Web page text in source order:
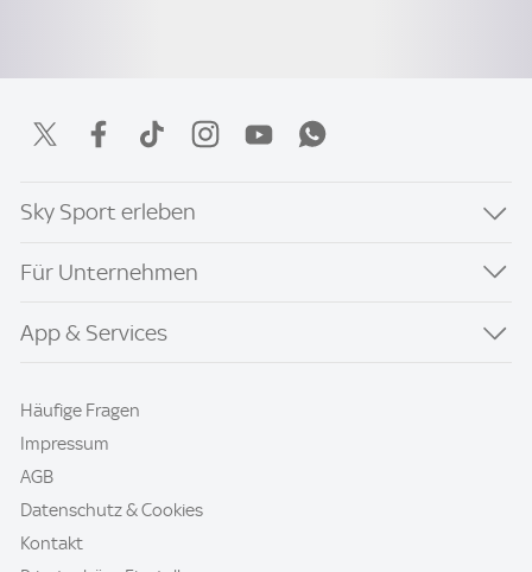
Sky Sport erleben
Für Unternehmen
App & Services
Häufige Fragen
Impressum
AGB
Datenschutz & Cookies
Kontakt